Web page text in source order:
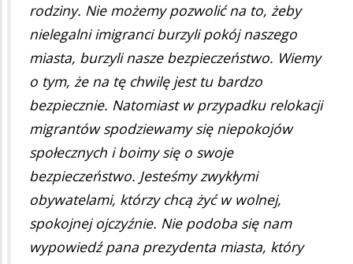
rodziny. Nie możemy pozwolić na to, żeby
nielegalni imigranci burzyli pokój naszego
miasta, burzyli nasze bezpieczeństwo. Wiemy
o tym, że na tę chwilę jest tu bardzo
bezpiecznie. Natomiast w przypadku relokacji
migrantów spodziewamy się niepokojów
społecznych i boimy się o swoje
bezpieczeństwo. Jesteśmy zwykłymi
obywatelami, którzy chcą żyć w wolnej,
spokojnej ojczyźnie. Nie podoba się nam
wypowiedź pana prezydenta miasta, który